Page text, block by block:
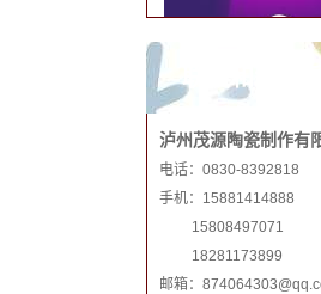
联系和记娱
泸州茂源陶瓷制作有
电话：0830-8392818
手机：15881414888
15808497071
18281173899
邮箱：